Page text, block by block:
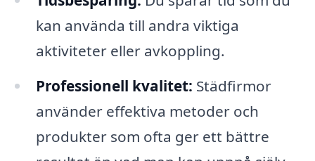
kan använda till andra viktiga
aktiviteter eller avkoppling.
Professionell kvalitet: Städfirmor
använder effektiva metoder och
produkter som ofta ger ett bättre